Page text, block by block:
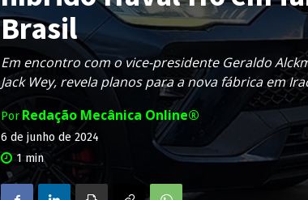
Brasil
Em encontro com o vice-presidente Geraldo
Jack Wey, revela planos para a nova fábrica em
Por Redação Mecânica Online®
6 de junho de 2024
1 min